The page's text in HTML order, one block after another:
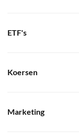
ETF's
Koersen
Marketing